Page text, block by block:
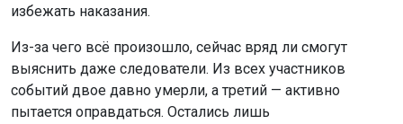
избежать наказания.
Из-за чего всё произошло, сейчас вряд ли смогут
выяснить даже следователи. Из всех участников
событий двое давно умерли, а третий — активно
пытается оправдаться. Остались лишь